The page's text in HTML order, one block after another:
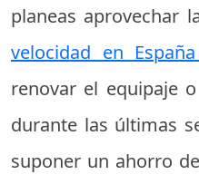
planeas aprovechar
velocidad en
renovar el equipaje
durante las últimas
suponer un ahorro